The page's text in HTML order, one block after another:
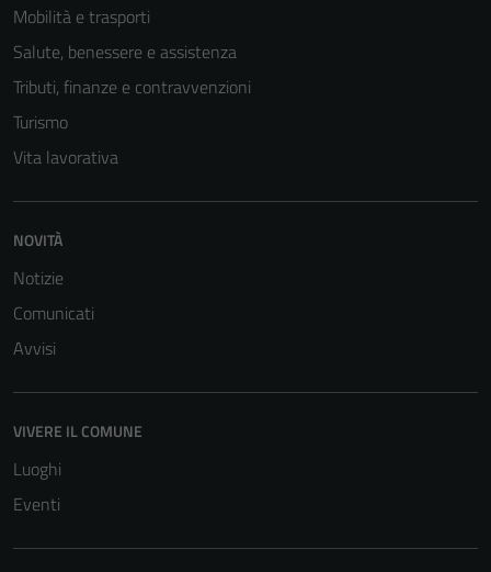
Mobilità e trasporti
Salute, benessere e assistenza
Tributi, finanze e contravvenzioni
Turismo
Vita lavorativa
NOVITÀ
Notizie
Comunicati
Avvisi
VIVERE IL COMUNE
Luoghi
Eventi